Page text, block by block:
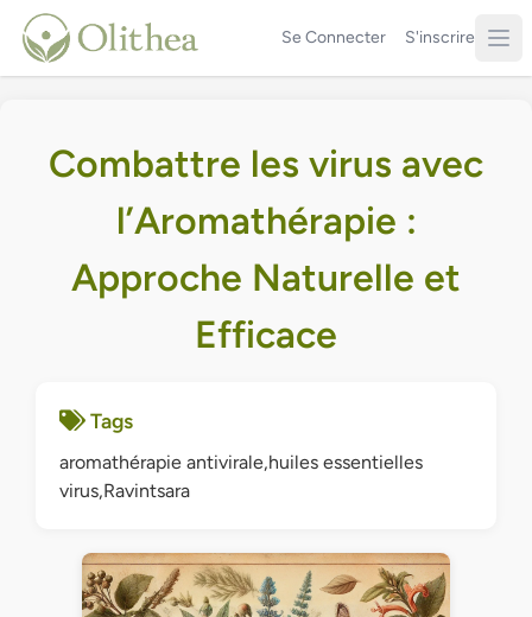
Se Connecter S'inscrire
Combattre les virus avec
l’Aromathérapie :
Approche Naturelle et
Efficace
Tags
aromathérapie antivirale,huiles essentielles
virus,Ravintsara